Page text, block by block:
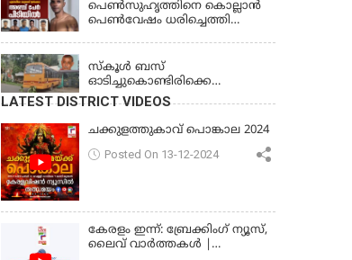
പെണ്‍സുഹൃത്തിനെ കൊല്ലാന്‍
പെണ്‍വേഷം ധരിച്ചെത്തി
സ്കൂൾ ബസ്
ഓടിച്ചുകൊണ്ടിരിക്കെ
ഡ്രൈവർക്ക് ഹൃദയാഘാതം;
ബസ് കെട്ടിടത്തിൽ ഇടിച്ചുനിന്നു;
ഡ്രൈവർ മരിച്ചു, രണ്ട്
കുട്ടികൾക്ക് പരിക്ക്
LATEST DISTRICT VIDEOS
ചക്കുളത്തുകാവ് പൊങ്കാല 2024
Posted On 13-12-2024
കേരളം ഇന്ന്: ബ്രേക്കിംഗ് ന്യൂസ്,
ലൈവ് വാർത്തകൾ |